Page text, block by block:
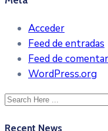
Acceder
Feed de entradas
Feed de
WordPress.org
Recent News